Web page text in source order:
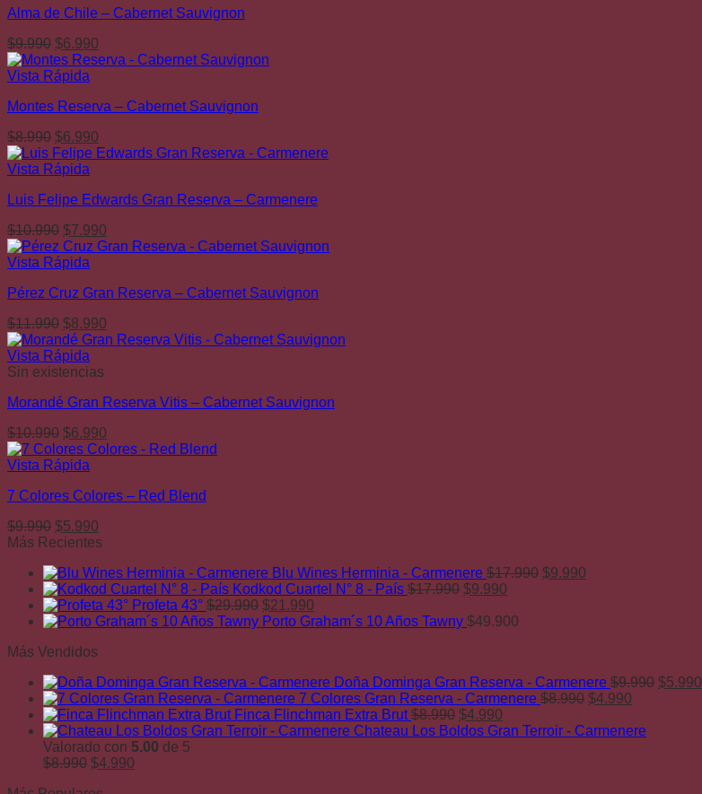
Alma de Chile – Cabernet Sauvignon
$9.990 El
precio
original
$9.990.
$6.990
precio
$6.990.
Vista Rápida
Montes Reserva – Cabernet Sauvignon
$8.990 El
precio
original
$8.990.
$6.990
precio
$6.990.
Vista Rápida
Luis Felipe Edwards Gran Reserva – Carmenere
$10.990 El
precio
original
$10.990.
$7.990
precio
$7.990.
Vista Rápida
Pérez Cruz Gran Reserva – Cabernet Sauvignon
$11.990 El
precio
original
era:
$8.990
precio
Vista Rápida
Sin existencias
Morandé Gran Reserva Vitis – Cabernet Sauvignon
$10.990 El
precio
original
$10.990.
$6.990
precio
$6.990.
Vista Rápida
7 Colores Colores – Red Blend
$9.990 El
precio
era:
$9.990.
$5.990
precio
es:
$5.990.
Más Recientes
Blu Wines Herminia - Carmenere $17.990 El
$9.990
Kodkod Cuartel N° 8 - País $17.990 El
original
$9.990
actual
Profeta 43° $29.990 El
precio
$21.990
precio
Porto Graham´s 10 Años Tawny $49.900
Más Vendidos
Doña Dominga Gran Reserva - Carmenere $9.990 El
$5.990
7 Colores Gran Reserva - Carmenere $8.990 El
original
$4.990
actual
Finca Flinchman Extra Brut $8.990 El
precio
$4.990
precio
Chateau Los Boldos Gran Terroir - Carmenere
Valorado con 5.00 de 5
$8.990 El
$4.990